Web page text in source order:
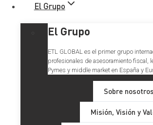
El Grupo
El Grupo
ETL GLOBAL es el primer grupo
profesionales de asesoramiento fiscal,
Pymes y middle market en España y
Sobre nosotros
Misión, Visión y